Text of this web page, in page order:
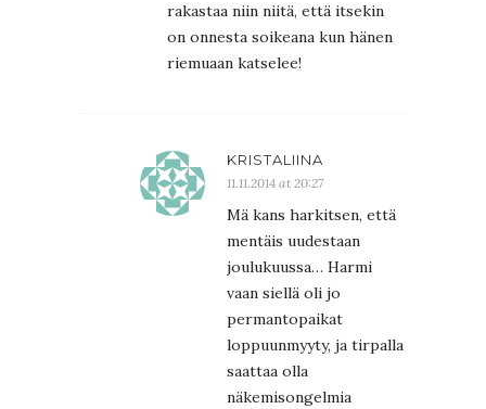
rakastaa niin niitä, että itsekin
on onnesta soikeana kun hänen
riemuaan katselee!
KRISTALIINA
11.11.2014 at 20:27
Mä kans harkitsen, että
mentäis uudestaan
joulukuussa… Harmi
vaan siellä oli jo
permantopaikat
loppuunmyyty, ja tirpalla
saattaa olla
näkemisongelmia